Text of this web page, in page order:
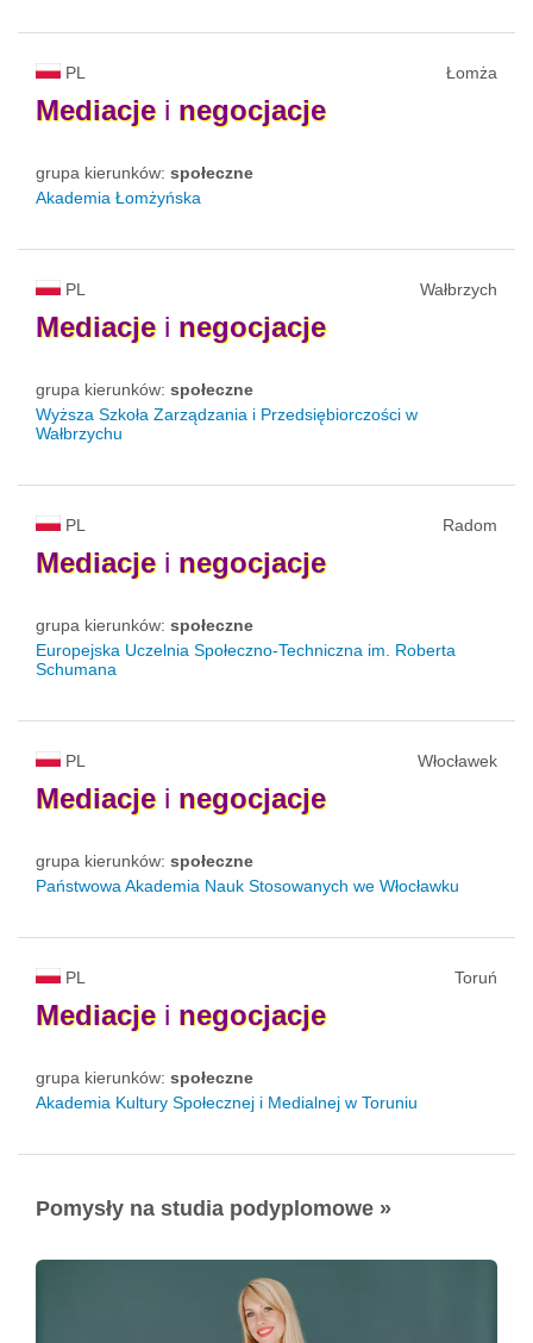
PL Łomża
Mediacjei negocjacje
grupa kierunków: społeczne
Akademia Łomżyńska
PL Wałbrzych
Mediacjei negocjacje
grupa kierunków: społeczne
Wyższa Szkoła Zarządzania i Przedsiębiorczości w
Wałbrzychu
PL Radom
Mediacjei negocjacje
grupa kierunków: społeczne
Europejska Uczelnia Społeczno-Techniczna im. Roberta
Schumana
PL Włocławek
Mediacjei negocjacje
grupa kierunków: społeczne
Państwowa Akademia Nauk Stosowanych we Włocławku
PL Toruń
Mediacjei negocjacje
grupa kierunków: społeczne
Akademia Kultury Społecznej i Medialnej w Toruniu
Pomysły na studia podyplomowe »